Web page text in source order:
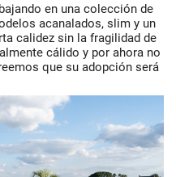
en una colección de
acanalados, slim y un
calidez sin la fragilidad de
cálido y por ahora no
que su adopción será